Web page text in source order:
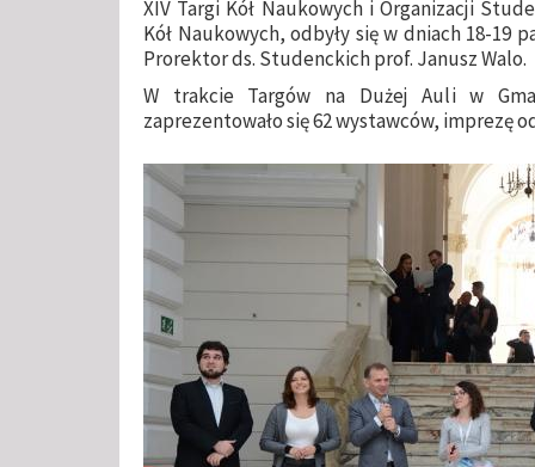
XIV Targi Kół Naukowych i Organizacji
Kół Naukowych, odbyły się w dniach 18-19
Prorektor ds. Studenckich prof. Janusz Walo.
W trakcie Targów na Dużej Auli w
zaprezentowało się 62 wystawców, imprezę